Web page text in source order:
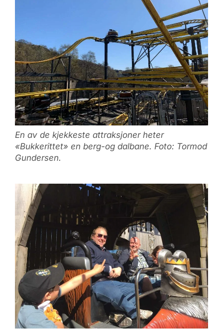
En av de kjekkeste attraksjoner heter
«Bukkerittet» en berg-og dalbane. Foto: Tormod
Gundersen.